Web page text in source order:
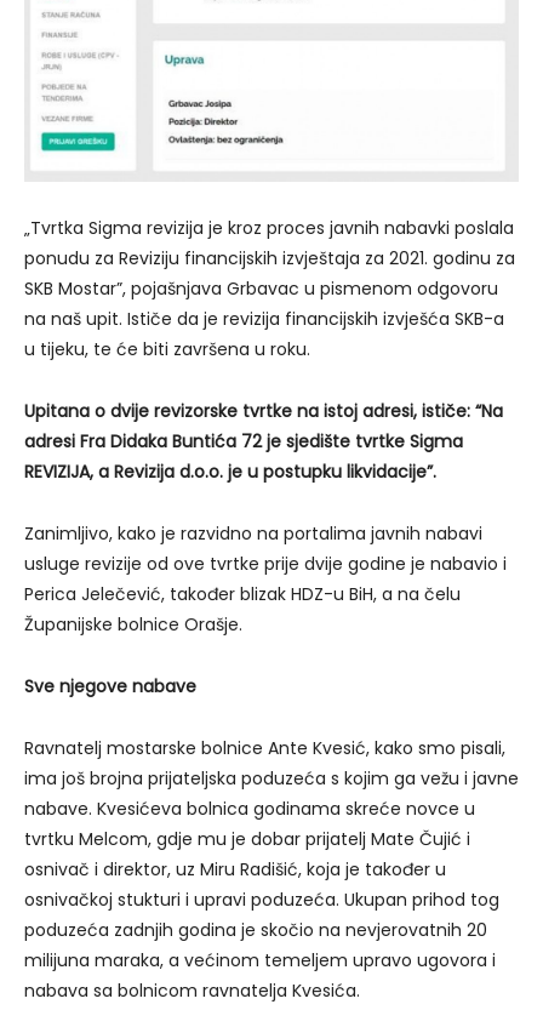
„Tvrtka Sigma revizija je kroz proces javnih nabavki poslala
ponudu za Reviziju financijskih izvještaja za 2021. godinu za
SKB Mostar”, pojašnjava Grbavac u pismenom odgovoru
na naš upit. Ističe da je revizija financijskih izvješća SKB-a
u tijeku, te će biti završena u roku.
Upitana o dvije revizorske tvrtke na istoj adresi, ističe: “Na
adresi Fra Didaka Buntića 72 je sjedište tvrtke Sigma
REVIZIJA, a Revizija d.o.o. je u postupku likvidacije”.
Zanimljivo, kako je razvidno na portalima javnih nabavi
usluge revizije od ove tvrtke prije dvije godine je nabavio i
Perica Jelečević, također blizak HDZ-u BiH, a na čelu
Županijske bolnice Orašje.
Sve njegove nabave
Ravnatelj mostarske bolnice Ante Kvesić, kako smo pisali,
ima još brojna prijateljska poduzeća s kojim ga vežu i javne
nabave. Kvesićeva bolnica godinama skreće novce u
tvrtku Melcom, gdje mu je dobar prijatelj Mate Čujić i
osnivač i direktor, uz Miru Radišić, koja je također u
osnivačkoj stukturi i upravi poduzeća. Ukupan prihod tog
poduzeća zadnjih godina je skočio na nevjerovatnih 20
milijuna maraka, a većinom temeljem upravo ugovora i
nabava sa bolnicom ravnatelja Kvesića.